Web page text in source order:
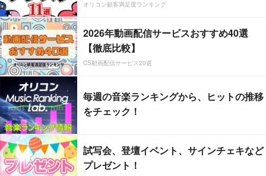
オリコン顧客満足度ランキング
2026年動画配信サービスおすすめ40選
【徹底比較】
CS動画配信サービス20選
毎週の音楽ランキングから、ヒットの推移
をチェック！
試写会、登壇イベント、サインチェキなど
プレゼント！